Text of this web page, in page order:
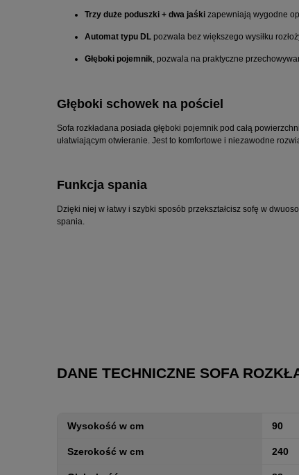
Trzy duże poduszki + dwa jaśki zapewniają wygodne
Automat typu DL pozwala bez większego wysiłku
Głęboki pojemnik, pozwala na praktyczne
Głęboki schowek na pościel
Sofa rozkładana posiada głęboki pojemnik pod całą
ułatwiającym otwieranie. Jest to komfortowe i niezawodne
Funkcja spania
Dzięki niej w łatwy i szybki sposób przekształcisz sofę w
spania.
DANE TECHNICZNE SOFA
Wysokość w cm 90
Szerokość w cm 240